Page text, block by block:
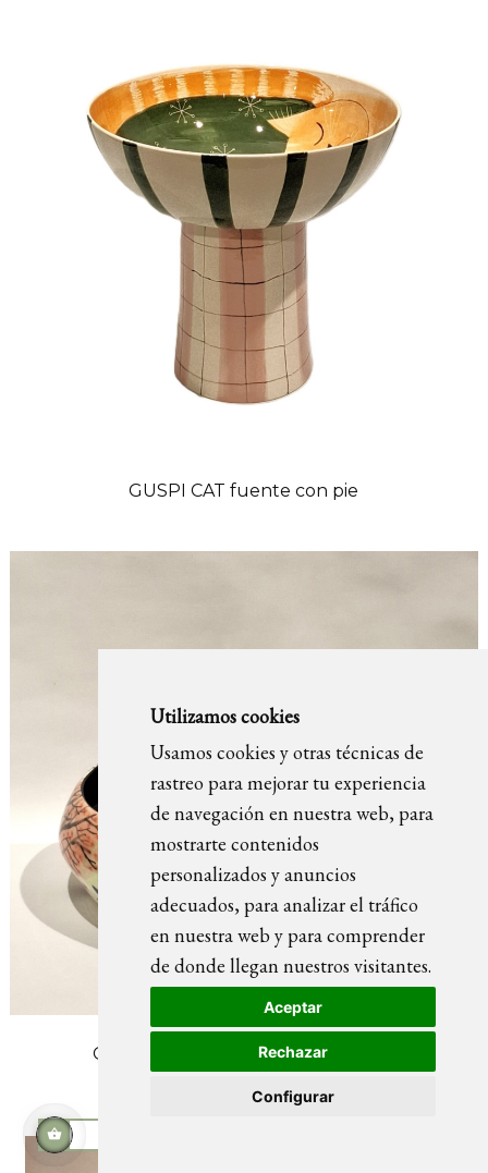
Utilizamos cookies
Usamos cookies y otras técnicas de
rastreo para mejorar tu experiencia
de navegación en nuestra web, para
mostrarte contenidos
personalizados y anuncios
adecuados, para analizar el tráfico
en nuestra web y para comprender
de donde llegan nuestros visitantes.
Aceptar
Rechazar
Configurar
GUSPI CAT fuente con pie
GUSPIRUS EN EL BOSQUE fuente